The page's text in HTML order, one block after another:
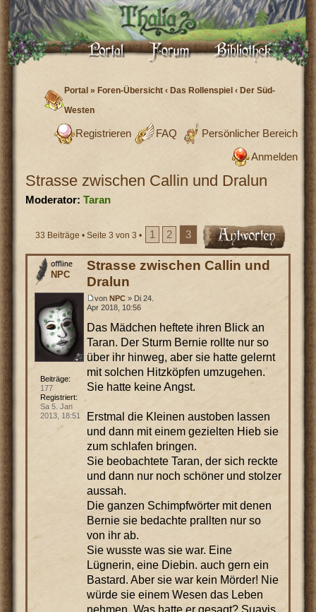
Portal »Foren-Übersicht ‹ Das Rollenspiel ‹ Der Süd-
Westen
Persönlicher Bereich
FAQ
Registrieren
Anmelden
Strasse zwischen Callin und Dralun
Moderator: Taran
33 Beiträge • Seite 3 von 3 • 1 2 3
Strasse zwischen Callin und
Dralun
von NPC» Di 24.
Apr 2018, 10:56
Das Mädchen heftete ihren Blick an
Taran. Der Sturm Bernie rollte nur so
über ihr hinweg, aber sie hatte gelernt
mit solchen Hitzköpfen umzugehen.
Sie hatte keine Angst.
Erstmal die Kleinen austoben lassen
und dann mit einem gezielten Hieb sie
zum schlafen bringen.
Sie beobachtete Taran, der sich reckte
und dann nur noch schöner und stolzer
aussah.
Die ganzen Schimpfwörter mit denen
Bernie sie bedachte prallten nur so
von ihr ab.
Sie wusste was sie war. Eine
Lügnerin, eine Diebin. auch gern ein
Bastard. Aber sie war kein Mörder! Nie
würde sie einem Wesen das Leben
NPC
Beiträge:
177
Registriert:
Sa 5. Jan
2013, 18:51